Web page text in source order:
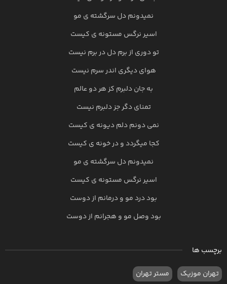
نمیدونم دل سرگشته ی مو
اسیر نرگس مستونه ی کیست
تو دوری از برم دل در برم نیست
هوای دیگری اندر سرم نیست
به جان دلبرم کز هر دو عالم
تمنای دگر جز دلبرم نیست
نمی دونم دلم دیونه ی کیست
کجا میگردد و در خونه ی کیست
نمیدونم دل سرگشته ی مو
اسیر نرگس مستونه ی کیست
بود درد مو و درمانم از دوست
بود وصل مو و هجرانم از دوست
برچسب ها
تهران موزیک مستر تهران